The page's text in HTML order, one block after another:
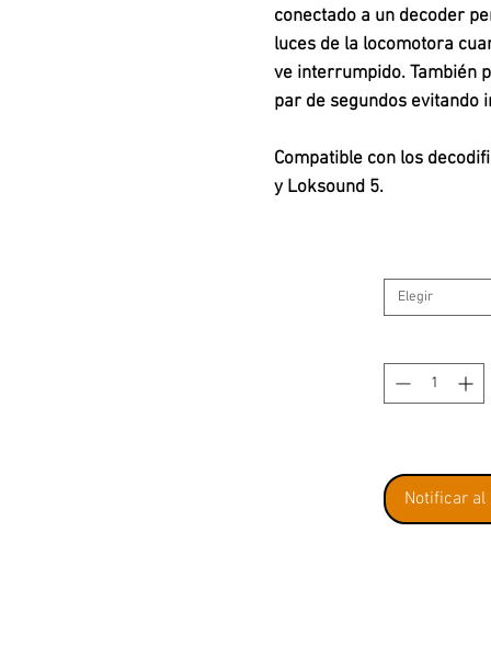
conectado a un decoder
luces de la locomotora
ve interrumpido. También
par de segundos
Compatible con los
y Loksound 5.
Elegir
Notificar